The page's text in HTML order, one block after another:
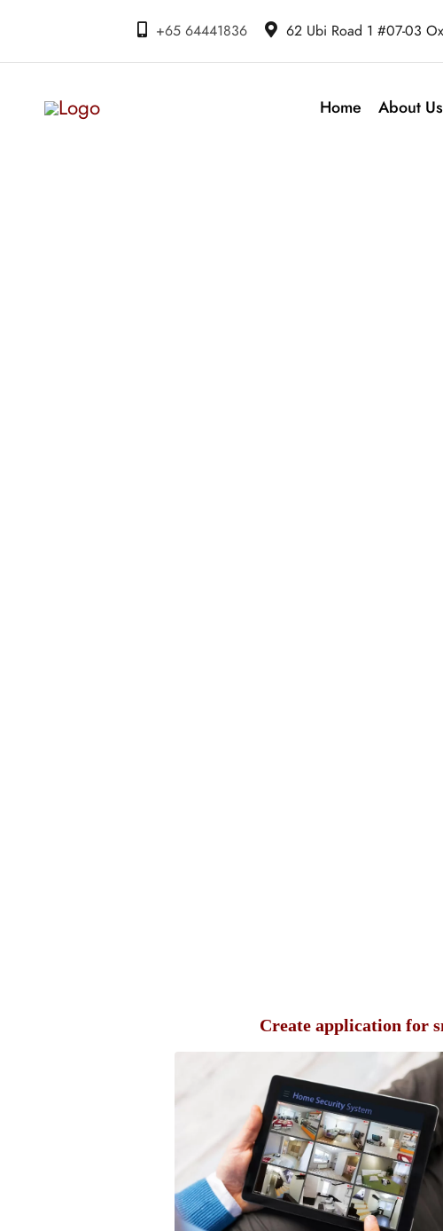
+65 64441836 62 Ubi Road 1 #07-03
Home About Us
Create application for